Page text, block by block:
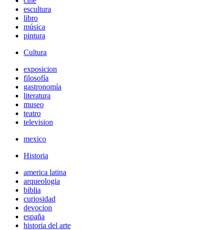
escultura
libro
música
pintura
Cultura
exposicion
filosofía
gastronomía
literatura
museo
teatro
television
mexico
Historia
america latina
arqueologia
biblia
curiosidad
devocion
españa
historia del arte